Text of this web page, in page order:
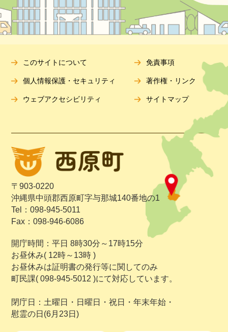
〒903-0220
沖縄県中頭郡西原町字与那城140番地の1
Tel：098-945-5011
Fax：098-946-6086
開庁時間：平日 8時30分～17時15分
お昼休み( 12時～13時 )
お昼休みは証明書の発行等に関してのみ
町民課( 098-945-5012 )にて対応しています。
閉庁日：土曜日・日曜日・祝日・年末年始・
慰霊の日(6月23日)
このサイトについて 免責事項
個人情報保護・セキュリティ 著作権・リンク
ウェブアクセシビリティ サイトマップ